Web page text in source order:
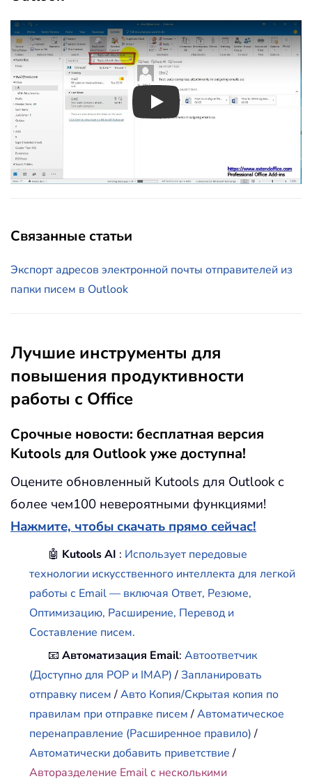
Play
Связанные статьи
Экспорт адресов электронной почты отправителей из
папки писем в Outlook
Лучшие инструменты для
повышения продуктивности
работы с Office
Срочные новости: бесплатная версия
Kutools для Outlook уже доступна!
Оцените обновленный Kutools для Outlook с
более чем100 невероятными функциями!
Нажмите, чтобы скачать прямо сейчас!
🤖 Kutools AI : Использует передовые
технологии искусственного интеллекта для легкой
работы с Email — включая Ответ, Резюме,
Оптимизацию, Расширение, Перевод и
Составление писем.
📧Автоматизация Email:Автоответчик
(Доступно для POP и IMAP)/Запланировать
отправку писем/Авто Копия/Скрытая копия по
правилам при отправке писем/Автоматическое
перенаправление (Расширенное правило)/
Автоматически добавить приветствие/
Авторазделение Email с несколькими